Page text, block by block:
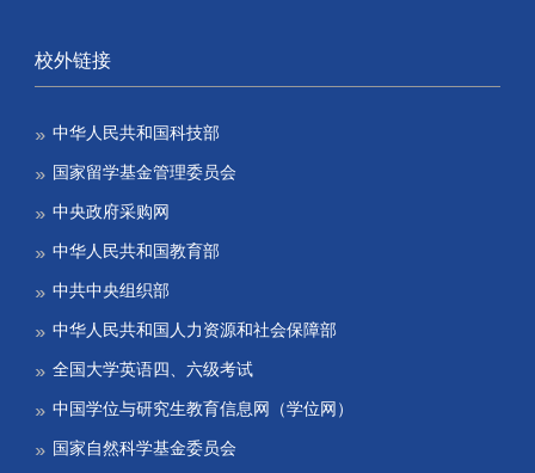
校外链接
中华人民共和国科技部
国家留学基金管理委员会
中央政府采购网
中华人民共和国教育部
中共中央组织部
中华人民共和国人力资源和社会保障部
全国大学英语四、六级考试
中国学位与研究生教育信息网（学位网）
国家自然科学基金委员会